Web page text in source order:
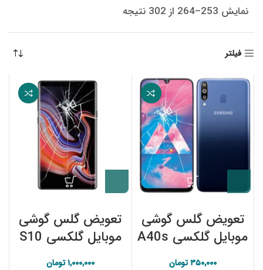
نمایش 253–264 از 302 نتیجه
فیلتر
تعویض گلس گوشی
موبایل گلکسی A40s
سامسونگ
۳۵۰,۰۰۰تومان
تعویض گلس گوشی
موبایل گلکسی S10
۱,۰۰۰,۰۰۰تومان